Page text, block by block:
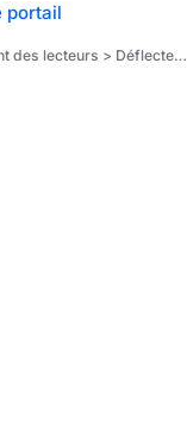
portail
> Déflecteurs de billets